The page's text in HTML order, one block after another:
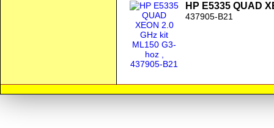
HP E5335 QUAD
437905-B21